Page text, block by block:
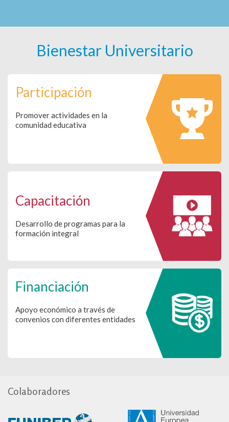
Bienestar Universitario
Participación
Promover actividades en la
comunidad educativa
Capacitación
Desarrollo de programas para la
formación integral
Financiación
Apoyo económico a través de
convenios con diferentes entidades
Colaboradores